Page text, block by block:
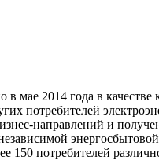
мае 2014 года в
потребителей
направлений и
150 потребителей